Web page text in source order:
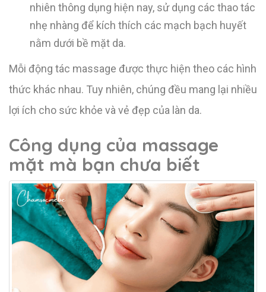
nhiên thông dụng hiện nay, sử dụng các thao tác
nhẹ nhàng để kích thích các mạch bạch huyết
nằm dưới bề mặt da.
Mỗi động tác massage được thực hiện theo các hình
thức khác nhau. Tuy nhiên, chúng đều mang lại nhiều
lợi ích cho sức khỏe và vẻ đẹp của làn da.
Công dụng của massage
mặt mà bạn chưa biết